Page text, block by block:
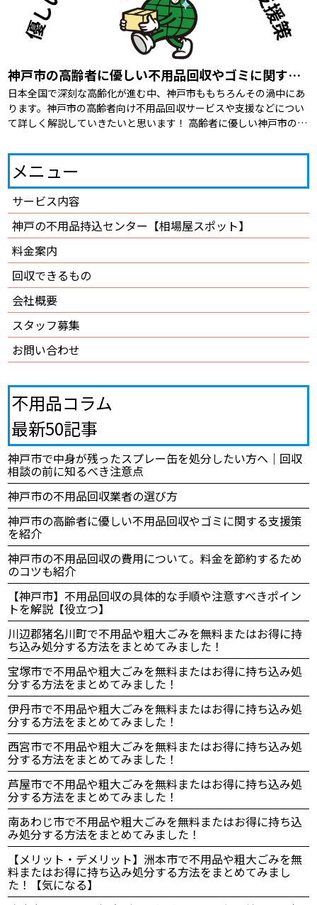
神戸市の高齢者に優しい不用品回収やゴミに関する支援策を紹介
日本全国で深刻な高齢化が進む中、神戸市ももちろんその渦中にあ
ります。神戸市の高齢者向け不用品回収サービスや支援などについ
て詳しく解説していきたいと思います！ 高齢者に優しい神戸市の支
メニュー
サービス内容
神戸の不用品持込センター【相場屋スポット】
料金案内
回収できるもの
会社概要
スタッフ募集
お問い合わせ
不用品コラム
最新50記事
神戸市で中身が残ったスプレー缶を処分したい方へ｜回収
相談の前に知るべき注意点
神戸市の不用品回収業者の選び方
神戸市の高齢者に優しい不用品回収やゴミに関する支援策
を紹介
神戸市の不用品回収の費用について。料金を節約するため
のコツも紹介
【神戸市】不用品回収の具体的な手順や注意すべきポイン
トを解説【役立つ】
川辺郡猪名川町で不用品や粗大ごみを無料またはお得に持
ち込み処分する方法をまとめてみました！
宝塚市で不用品や粗大ごみを無料またはお得に持ち込み処
分する方法をまとめてみました！
伊丹市で不用品や粗大ごみを無料またはお得に持ち込み処
分する方法をまとめてみました！
西宮市で不用品や粗大ごみを無料またはお得に持ち込み処
分する方法をまとめてみました！
芦屋市で不用品や粗大ごみを無料またはお得に持ち込み処
分する方法をまとめてみました！
南あわじ市で不用品や粗大ごみを無料またはお得に持ち込
み処分する方法をまとめてみました！
【メリット・デメリット】洲本市で不用品や粗大ごみを無
料またはお得に持ち込み処分する方法をまとめてみまし
た！【気になる】